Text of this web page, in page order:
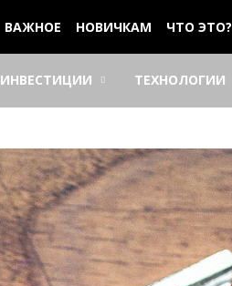
ВАЖНОЕ НОВИЧКАМ ЧТО ЭТО?
ИНВЕСТИЦИИ ТЕХНОЛОГИИ